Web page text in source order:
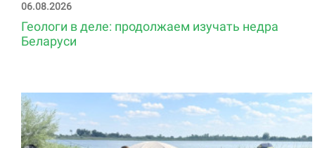
06.08.2026
Геологи в деле: продолжаем изучать недра
Беларуси